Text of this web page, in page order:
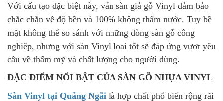
Với cấu tạo đặc biệt này, ván sàn giả gỗ Vinyl đảm bảo
chắc chắn về độ bền và 100% không thấm nước. Tuy bề
mặt không thể so sánh với những dòng sàn gỗ công
nghiệp, nhưng với sàn Vinyl loại tốt sẽ đáp ứng vượt yêu
cầu về thẩm mỹ và chất lượng cho người dùng.
ĐẶC ĐIỂM NỔI BẬT CỦA SÀN GỖ NHỰA VINYL
Sàn Vinyl tại Quảng Ngãi là hợp chất phổ biến rộng rãi